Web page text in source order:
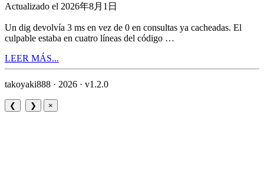
Actualizado el 2026年8月1日
Un dig devolvía 3 ms en vez de 0 en consultas ya cacheadas. El
culpable estaba en cuatro líneas del código …
LEER MÁS...
takoyaki888 · 2026 · v1.2.0
❮ ❯ ×